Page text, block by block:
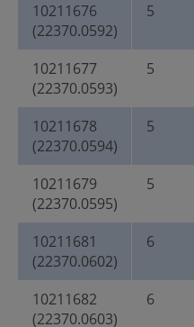
10211676
(22370.0592)
5
10211677
(22370.0593)
5
10211678
(22370.0594)
5
10211679
(22370.0595)
5
10211681
(22370.0602)
6
10211682
(22370.0603)
6